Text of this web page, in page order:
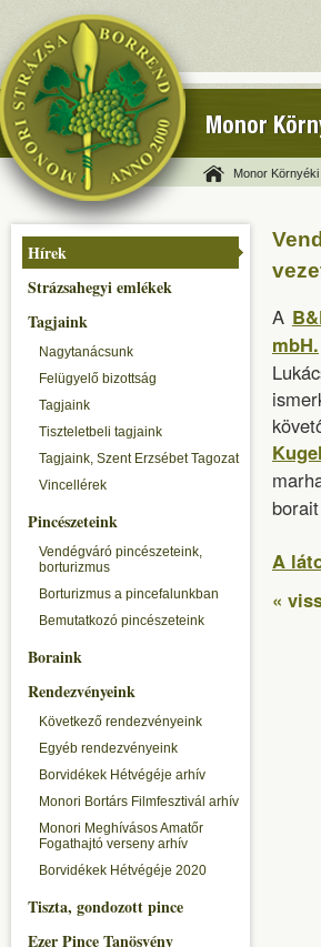
Monor
Monor
Hírek
Strázsahegyi emlékek
Tagjaink
Nagytanácsunk
Felügyelő bizottság
Tagjaink
Tiszteletbeli tagjaink
Tagjaink, Szent Erzsébet Tagozat
Vincellérek
Pincészeteink
Vendégváró pincészeteink,
borturizmus
Borturizmus a pincefalunkban
Bemutatkozó pincészeteink
Boraink
Rendezvényeink
Következő rendezvényeink
Egyéb rendezvényeink
Borvidékek Hétvégéje arhív
Monori Bortárs Filmfesztivál arhív
Monori Meghívásos Amatőr
Fogathajtó verseny arhív
Borvidékek Hétvégéje 2020
Tiszta, gondozott pince
Ezer Pince Tanösvény
A
mbH.
A
«